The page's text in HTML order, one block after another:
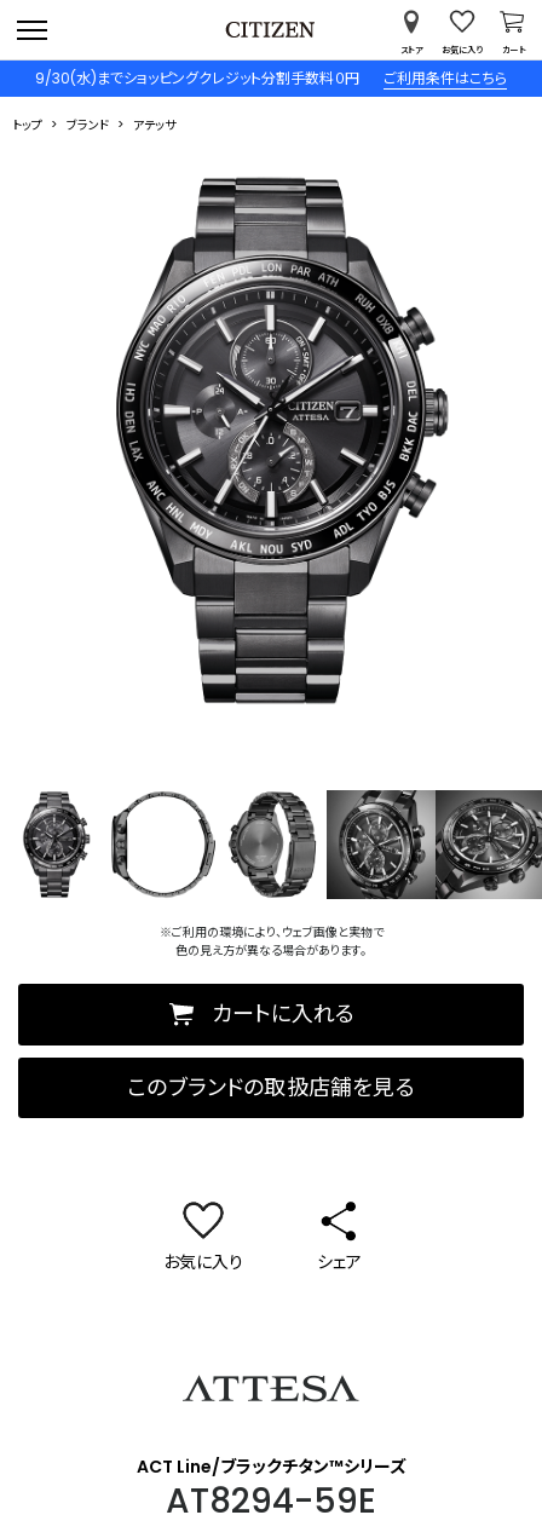
9/30(水)までショッピングクレジット分割手数料０円 ご利用条件はこちら
ストア お気に入り カート
トップ ブランド アテッサ
※ご利用の環境により、ウェブ画像と実物で
色の見え方が異なる場合があります。
カートに入れる
このブランドの取扱店舗を見る
お気に入り シェア
ACT Line/ブラックチタン™シリーズ
AT8294-59E